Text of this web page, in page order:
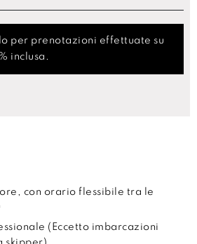
per prenotazioni effettuate su
inclusa.
con orario flessibile tra le
(Eccetto imbarcazioni